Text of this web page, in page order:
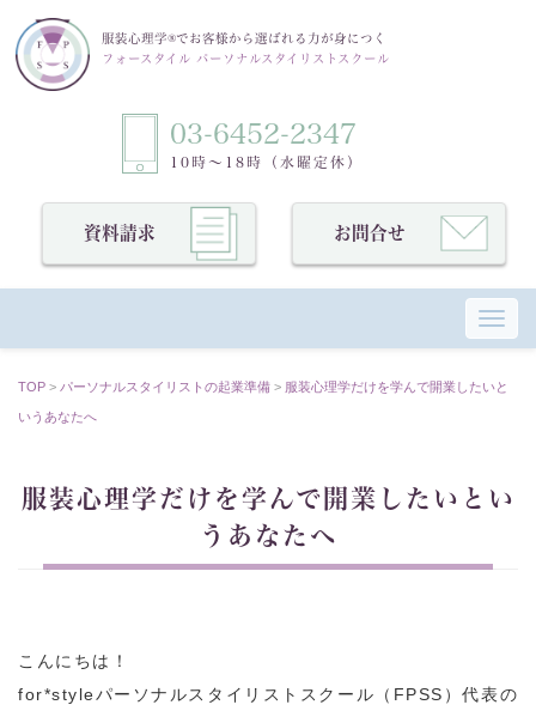
服装心理学®でお客様から選ばれる力が身につく
フォースタイル パーソナルスタイリストスクール
03-6452-2347
10時〜18時（水曜定休）
資料請求 お問合せ
TOP > パーソナルスタイリストの起業準備 > 服装心理学だけを学んで開業したいと
いうあなたへ
服装心理学だけを学んで開業したいとい
うあなたへ
こんにちは！
for*styleパーソナルスタイリストスクール（FPSS）代表の